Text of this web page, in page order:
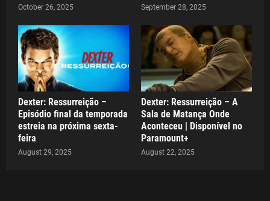
October 26, 2025 September 28, 2025
Dexter: Ressurreição –
Episódio final da temporada
estreia na próxima sexta-
feira
August 29, 2025
Dexter: Ressurreição – A
Sala de Matança Onde
Aconteceu | Disponível no
Paramount+
August 22, 2025